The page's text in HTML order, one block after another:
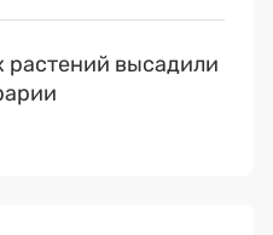
растений высадили